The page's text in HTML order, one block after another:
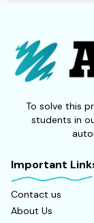
To solve this
students in
Important
Contact us
About Us